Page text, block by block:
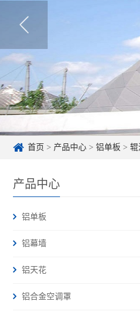
首页 > 产品中心 > 铝单板 > 辊
产品中心
铝单板
铝幕墙
铝天花
铝合金空调罩